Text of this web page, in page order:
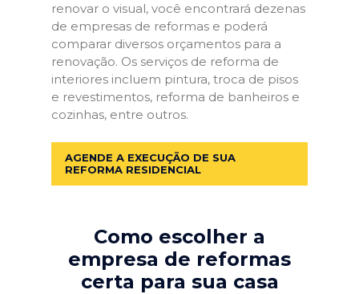
renovar o visual, você encontrará dezenas
de empresas de reformas e poderá
comparar diversos orçamentos para a
renovação. Os serviços de reforma de
interiores incluem pintura, troca de pisos
e revestimentos, reforma de banheiros e
cozinhas, entre outros.
AGENDE A EXECUÇÃO DE SUA
REFORMA RESIDENCIAL
Como escolher a
empresa de reformas
certa para sua casa